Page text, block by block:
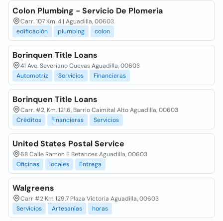
Colon Plumbing - Servicio De Plomeria
Carr. 107 Km. 4 | Aguadilla, 00603
edificación
plumbing colon
Borinquen Title Loans
41 Ave. Severiano Cuevas Aguadilla, 00603
Automotriz
Servicios Financieras
Borinquen Title Loans
Carr. #2, Km. 121.6, Barrio Caimital Alto Aguadilla, 00603
Créditos
Financieras Servicios
United States Postal Service
68 Calle Ramon E Betances Aguadilla, 00603
Oficinas
locales Entrega
Walgreens
Carr #2 Km 129.7 Plaza Victoria Aguadilla, 00603
Servicios
Artesanías horas